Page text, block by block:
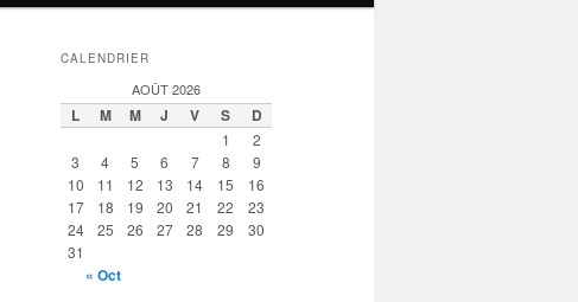
CALENDRIER
AOÛT 2026
L M M J V S D
1
2
3
4 5 6 7 8
9
10
11 12 13 14 15
16
17
18 19 20 21 22
23
24
25 26 27 28 29
30
31
« Oct